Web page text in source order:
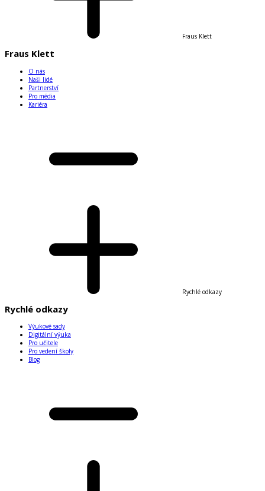
Fraus Klett
Fraus Klett
O nás
Naši lidé
Partnerství
Pro média
Kariéra
Rychlé odkazy
Rychlé odkazy
Výukové sady
Digitální výuka
Pro učitele
Pro vedení školy
Blog